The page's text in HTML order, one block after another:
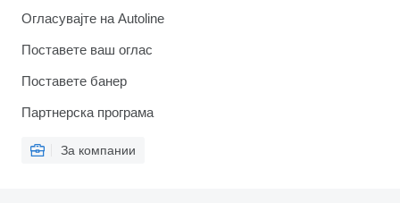
Огласувајте на Autoline
Поставете ваш оглас
Поставете банер
Партнерска програма
За компании